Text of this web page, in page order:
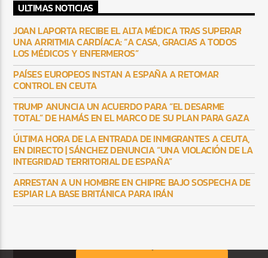
ULTIMAS NOTICIAS
JOAN LAPORTA RECIBE EL ALTA MÉDICA TRAS SUPERAR
UNA ARRITMIA CARDÍACA: “A CASA, GRACIAS A TODOS
LOS MÉDICOS Y ENFERMEROS”
PAÍSES EUROPEOS INSTAN A ESPAÑA A RETOMAR
CONTROL EN CEUTA
TRUMP ANUNCIA UN ACUERDO PARA “EL DESARME
TOTAL” DE HAMÁS EN EL MARCO DE SU PLAN PARA GAZA
ÚLTIMA HORA DE LA ENTRADA DE INMIGRANTES A CEUTA,
EN DIRECTO | SÁNCHEZ DENUNCIA “UNA VIOLACIÓN DE LA
INTEGRIDAD TERRITORIAL DE ESPAÑA”
ARRESTAN A UN HOMBRE EN CHIPRE BAJO SOSPECHA DE
ESPIAR LA BASE BRITÁNICA PARA IRÁN